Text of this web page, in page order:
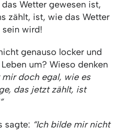
Wetter gewesen ist,
zählt, ist, wie das Wetter
wird!
genauso locker und
um? Wieso denken
mir doch egal, wie es
das jetzt zählt, ist
sagte: “Ich bilde mir nicht